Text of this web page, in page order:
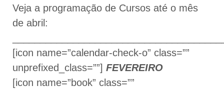
Veja a programação de Cursos até o mês
de abril:
[icon name=”calendar-check-o” class=””
unprefixed_class=””] FEVEREIRO
[icon name=”book” class=””